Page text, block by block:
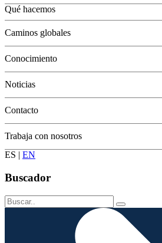
Qué hacemos
Jóvenes
Adultos
Grandes
Conservación
Caminos globales
Conocimiento
Noticias
Contacto
Trabaja con nosotros
ES | EN
Buscador